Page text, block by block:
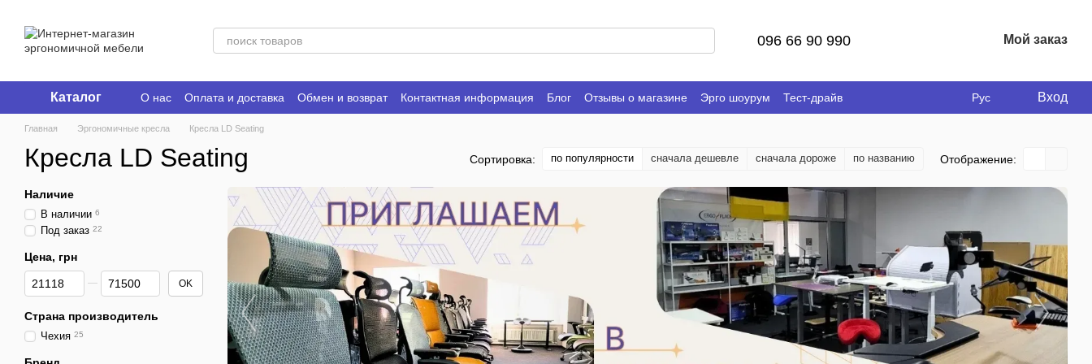
096 66 90 990 Мой заказ
Каталог О нас Оплата и доставка Обмен и возврат Контактная информация Блог Отзывы о магазине Эрго шоурум
Тест-драйв
Ergo Place Club
Рус Вход
Главная Эргономичные кресла Кресла LD Seating
Кресла LD Seating Сортировка: по популярности сначала дешевле сначала дороже по названию Отображение:
Наличие
В наличии 6
Под заказ 22
Цена, грн
От Цена, грн
До Цена, грн OK
Страна производитель
Чехия 25